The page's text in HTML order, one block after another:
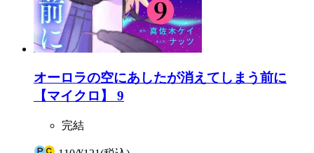
オーロラの空にあしたが消えてしまう前に
【マイクロ】 9
完結